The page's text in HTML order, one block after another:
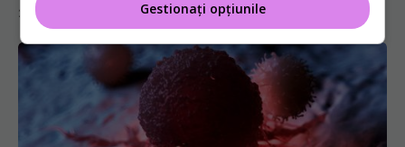
Gestionați opțiunile